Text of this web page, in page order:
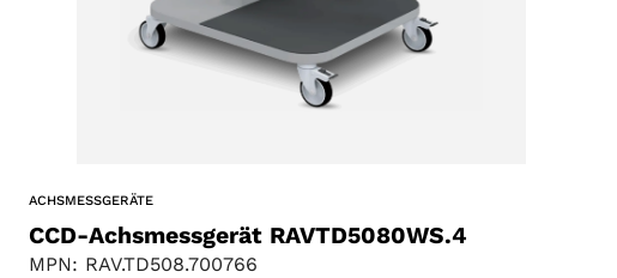
ACHSMESSGERÄTE
CCD-Achsmessgerät RAVTD5080WS.4
MPN: RAV.TD508.700766